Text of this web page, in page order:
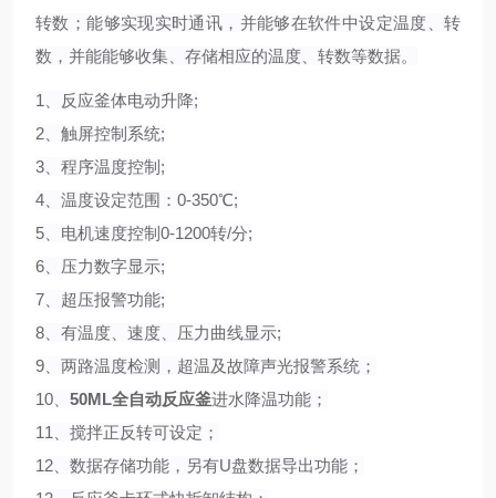
转数；能够实现实时通讯，并能够在软件中设定温度、转
数，并能能够收集、存储相应的温度、转数等数据。
1、反应釜体电动升降;
2、触屏控制系统;
3、程序温度控制;
4、温度设定范围：0-350℃;
5、电机速度控制0-1200转/分;
6、压力数字显示;
7、超压报警功能;
8、有温度、速度、压力曲线显示;
9、两路温度检测，超温及故障声光报警系统；
10、 50ML全自动反应釜进水降温功能；
11、搅拌正反转可设定；
12、数据存储功能，另有U盘数据导出功能；